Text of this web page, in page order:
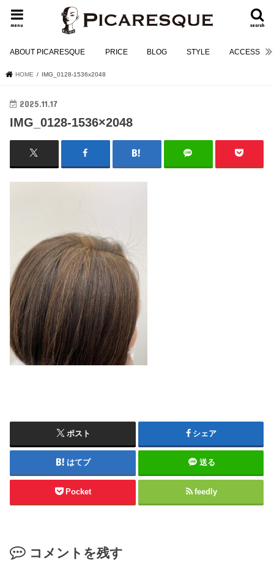
search
menu
ABOUT PICARESQUE PRICE BLOG STYLE ACCESS
HOME IMG_0128-1536x2048
2025.11.17
IMG_0128-1536×2048
ポスト シェア
はてブ 送る
Pocket feedly
コメントを残す